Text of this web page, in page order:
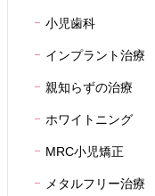
小児歯科
インプラント治療
親知らずの治療
ホワイトニング
MRC小児矯正
メタルフリー治療